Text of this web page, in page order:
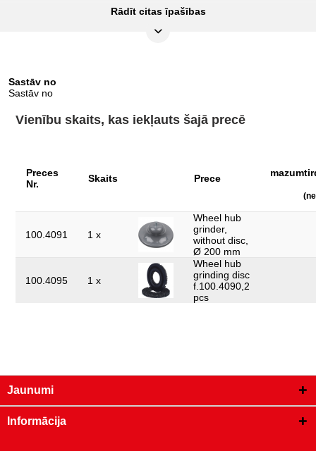
Iepakojuma saturs:
Profils 1:
3
100 transportlīdzekļi uz vienu disku
1010
Rādīt citas īpašības
Sastāv no
Sastāv no
Vienību skaits, kas iekļauts šajā precē
Preces
Nr.
Skaits Prece
100.4091 1 x
Wheel hub
grinder,
without disc,
Ø 200 mm
100.4095 1 x
Wheel hub
grinding disc
f.100.4090,2
pcs
Jaunumi
Informācija